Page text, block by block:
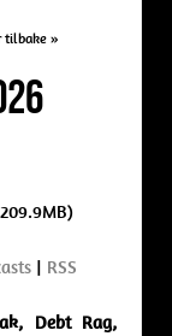
tilbake »
| RSS
Debt Rag,